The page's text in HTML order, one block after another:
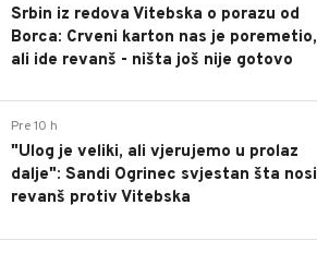
Srbin iz redova Vitebska o porazu od
Borca: Crveni karton nas je poremetio,
ali ide revanš - ništa još nije gotovo
Pre 10 h
"Ulog je veliki, ali vjerujemo u prolaz
dalje": Sandi Ogrinec svjestan šta nosi
revanš protiv Vitebska